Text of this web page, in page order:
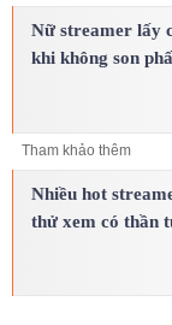
Nữ streamer lấy
khi không son
Tham khảo thêm
Nhiều hot
thử xem có thần